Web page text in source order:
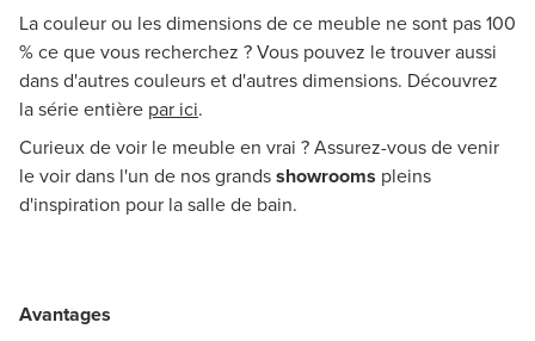
La couleur ou les dimensions de ce meuble ne sont pas 100
% ce que vous recherchez ? Vous pouvez le trouver aussi
dans d'autres couleurs et d'autres dimensions. Découvrez
la série entière par ici.
Curieux de voir le meuble en vrai ? Assurez-vous de venir
le voir dans l'un de nos grandsshowrooms pleins
d'inspiration pour la salle de bain.
Avantages